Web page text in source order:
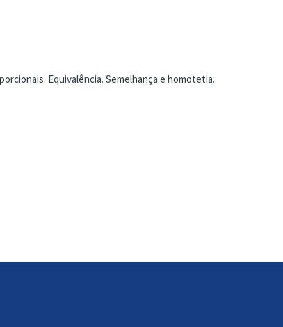
Equivalência. Semelhança e homotetia.